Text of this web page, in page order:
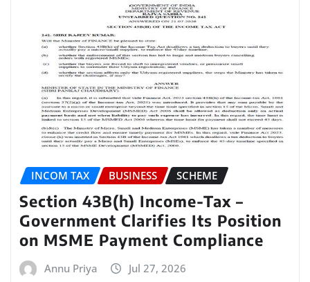
INCOM TAX BUSINESS SCHEME
Section 43B(h) Income-Tax –
Government Clarifies Its Position
on MSME Payment Compliance
Annu Priya Jul 27, 2026